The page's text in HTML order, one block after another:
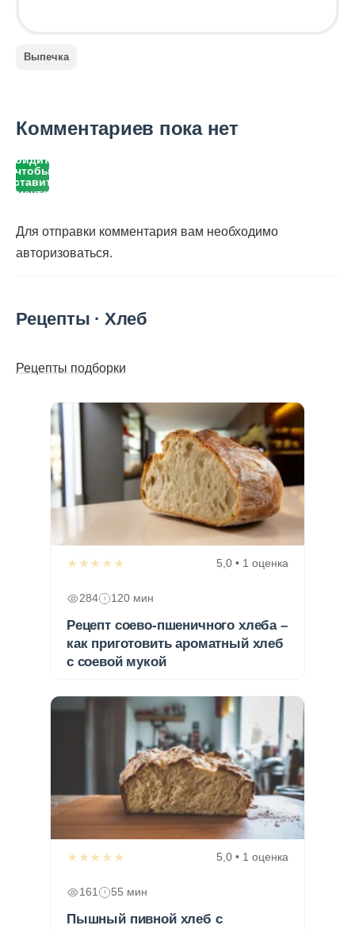
Выпечка
Комментариев пока нет
Войдите,
чтобы
оставить
Для отправки комментария вам необходимо
авторизоваться.
Рецепты · Хлеб
Рецепты подборки
★★★★★ 5,0 • 1 оценка
284 120 мин
Рецепт соево-пшеничного хлеба –
как приготовить ароматный хлеб
с соевой мукой
★★★★★ 5,0 • 1 оценка
161 55 мин
Пышный пивной хлеб с